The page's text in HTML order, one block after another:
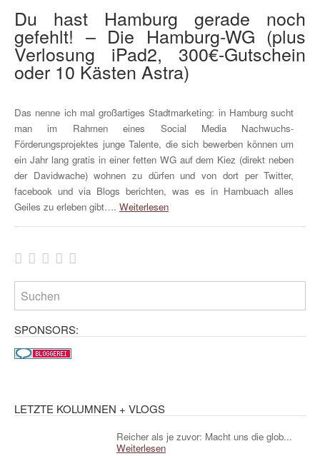
Du hast Hamburg gerade noch
gefehlt! – Die Hamburg-WG (plus
Verlosung iPad2, 300€-Gutschein
oder 10 Kästen Astra)
Das nenne ich mal großartiges Stadtmarketing: in Hamburg sucht
man im Rahmen eines Social Media Nachwuchs-
Förderungsprojektes junge Talente, die sich bewerben können um
ein Jahr lang gratis in einer fetten WG auf dem Kiez (direkt neben
der Davidwache) wohnen zu dürfen und von dort per Twitter,
facebook und via Blogs berichten, was es in Hambuach alles
Geiles zu erleben gibt…. Weiterlesen
SPONSORS:
LETZTE KOLUMNEN + VLOGS
Reicher als je zuvor: Macht uns die glob...
Weiterlesen